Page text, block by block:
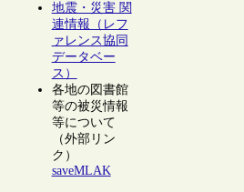
地震・災害 関
連情報（レフ
ァレンス協同
データベー
ス）
各地の図書館
等の被災情報
等について
（外部リン
ク）
saveMLAK